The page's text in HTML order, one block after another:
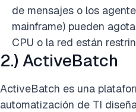
de mensajes o los
mainframe) pueden
CPU o la red están
2.) ActiveBatch
ActiveBatch es una
automatización de TI